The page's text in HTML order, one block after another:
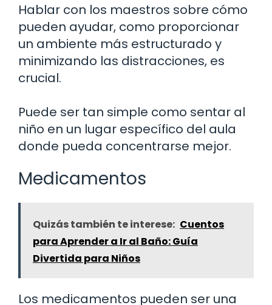
Hablar con los maestros sobre cómo
pueden ayudar, como proporcionar
un ambiente más estructurado y
minimizando las distracciones, es
crucial.
Puede ser tan simple como sentar al
niño en un lugar específico del aula
donde pueda concentrarse mejor.
Medicamentos
Quizás también te interese: Cuentos
para Aprender a Ir al Baño: Guía
Divertida para Niños
Los medicamentos pueden ser una